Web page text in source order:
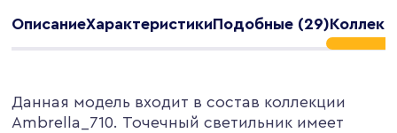
ОписаниеХарактеристикиПодобные (29)
Данная модель входит в состав коллекции
Ambrella_710. Точечный светильник имеет